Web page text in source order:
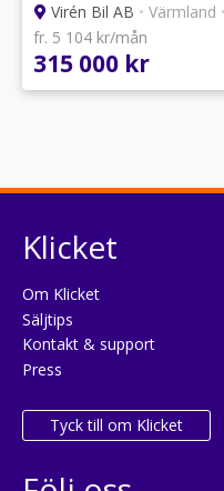
Virén Bil AB • Värmland •
fr. 5 104 kr/mån
315 000 kr
Klicket
Om Klicket
Säljtips
Kontakt & support
Press
Tyck till om Klicket